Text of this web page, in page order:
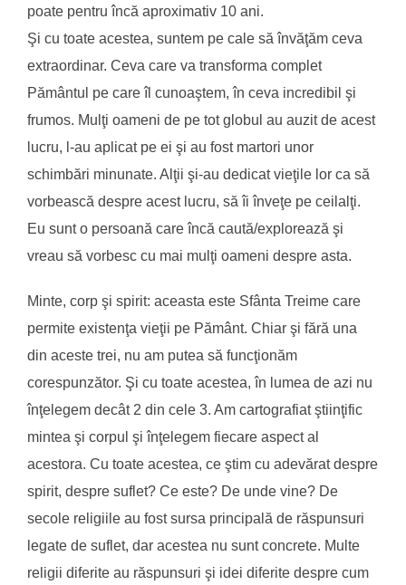
poate pentru încă aproximativ 10 ani.
Şi cu toate acestea, suntem pe cale să învăţăm ceva
extraordinar. Ceva care va transforma complet
Pământul pe care îl cunoaştem, în ceva incredibil şi
frumos. Mulţi oameni de pe tot globul au auzit de acest
lucru, l-au aplicat pe ei şi au fost martori unor
schimbări minunate. Alţii şi-au dedicat vieţile lor ca să
vorbească despre acest lucru, să îi înveţe pe ceilalţi.
Eu sunt o persoană care încă caută/explorează şi
vreau să vorbesc cu mai mulţi oameni despre asta.
Minte, corp şi spirit: aceasta este Sfânta Treime care
permite existenţa vieţii pe Pământ. Chiar şi fără una
din aceste trei, nu am putea să funcţionăm
corespunzător. Şi cu toate acestea, în lumea de azi nu
înţelegem decât 2 din cele 3. Am cartografiat ştiinţific
mintea şi corpul şi înţelegem fiecare aspect al
acestora. Cu toate acestea, ce ştim cu adevărat despre
spirit, despre suflet? Ce este? De unde vine? De
secole religiile au fost sursa principală de răspunsuri
legate de suflet, dar acestea nu sunt concrete. Multe
religii diferite au răspunsuri şi idei diferite despre cum